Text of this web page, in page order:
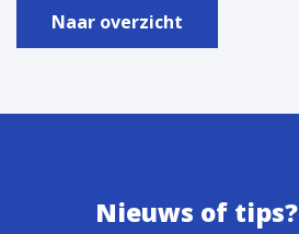
Naar overzicht
Nieuws of tips?